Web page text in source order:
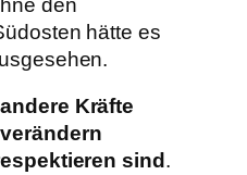
den
hätte es
Kräfte
sind .